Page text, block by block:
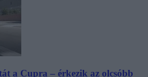
a Cupra – érkezik az olcsóbb